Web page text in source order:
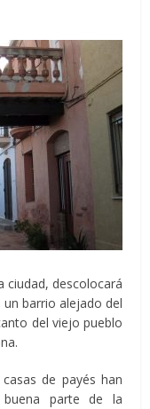
ciudad, descolocará
barrio alejado del
del viejo pueblo
de payés han
buena parte de la